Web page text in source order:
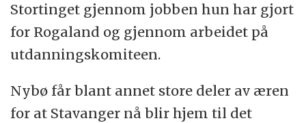
Stortinget gjennom jobben hun har gjort
for Rogaland og gjennom arbeidet på
utdanningskomiteen.
Nybø får blant annet store deler av æren
for at Stavanger nå blir hjem til det